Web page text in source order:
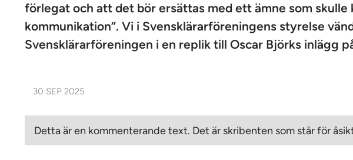
förlegat och att det bör ersättas med ett ämne som skulle
kommunikation”. Vi i Svensklärarföreningens styrelse
Svensklärarföreningen i en replik till Oscar Björks inlägg
30 SEP 2025
Detta är en kommenterande text. Det är skribenten som står för